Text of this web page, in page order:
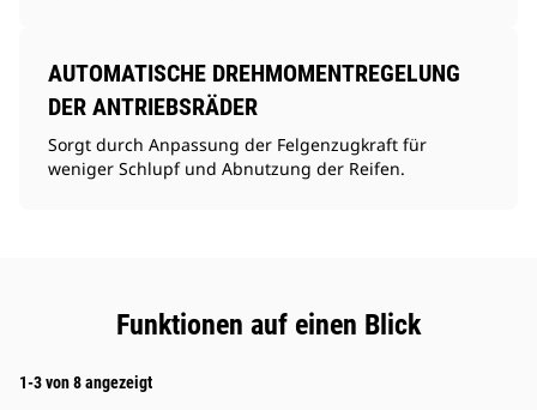
AUTOMATISCHE DREHMOMENTREGELUNG
DER ANTRIEBSRÄDER
Sorgt durch Anpassung der Felgenzugkraft für
weniger Schlupf und Abnutzung der Reifen.
Funktionen auf einen Blick
1-3 von 8 angezeigt